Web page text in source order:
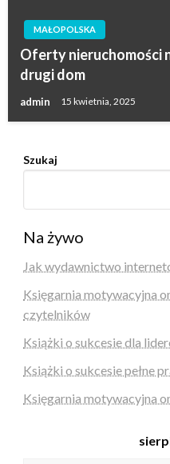
MAŁOPOLSKA
Oferty nieruchomości
drugi dom
admin 15 kwietnia, 2025
Szukaj
Na żywo
Jak wydawnictwo
Księgarnia motywacyjna
czytelników
Książki o sukcesie dla
Książki o sukcesie pełne
Księgarnia motywacyjna